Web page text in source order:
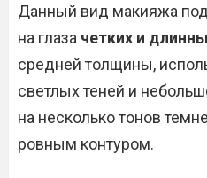
Данный вид макияжа
на глаза четких и
средней толщины,
светлых теней и
на несколько тонов
ровным контуром.